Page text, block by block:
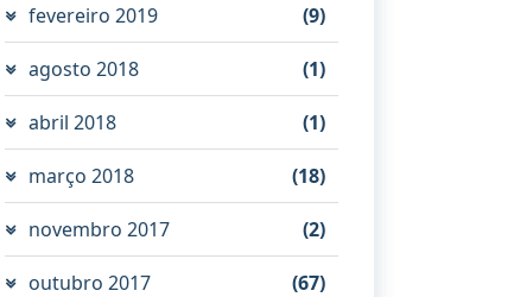
fevereiro 2019 (9)
agosto 2018 (1)
abril 2018 (1)
março 2018 (18)
novembro 2017 (2)
outubro 2017 (67)